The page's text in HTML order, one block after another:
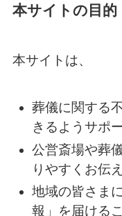
本サイトの目的
本サイトは、
葬儀に関する
きるようサポ
公営斎場や葬
りやすくお伝
地域の皆さま
報」を届ける